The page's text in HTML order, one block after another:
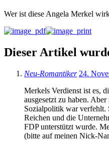
Wer ist diese Angela Merkel
Dieser Artikel
Neu-Romantiker 24.
Merkels Verdienst ist es,
ausgesetzt zu haben.
Sozialpolitik war verfehlt.
Reichen und die
FDP unterstützt wurde.
(bitte auf meinen Nick-